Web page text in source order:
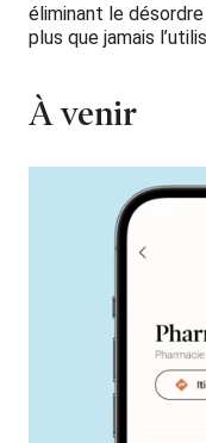
éliminant le
plus que jamais
À venir